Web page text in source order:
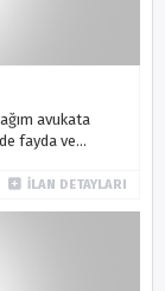
avukata
fayda ve
İLAN DETAYLARI